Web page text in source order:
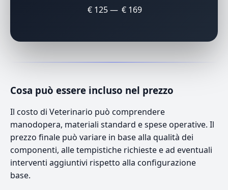
€ 125 — € 169
Cosa può essere incluso nel prezzo
Il costo di Veterinario può comprendere
manodopera, materiali standard e spese operative. Il
prezzo finale può variare in base alla qualità dei
componenti, alle tempistiche richieste e ad eventuali
interventi aggiuntivi rispetto alla configurazione
base.